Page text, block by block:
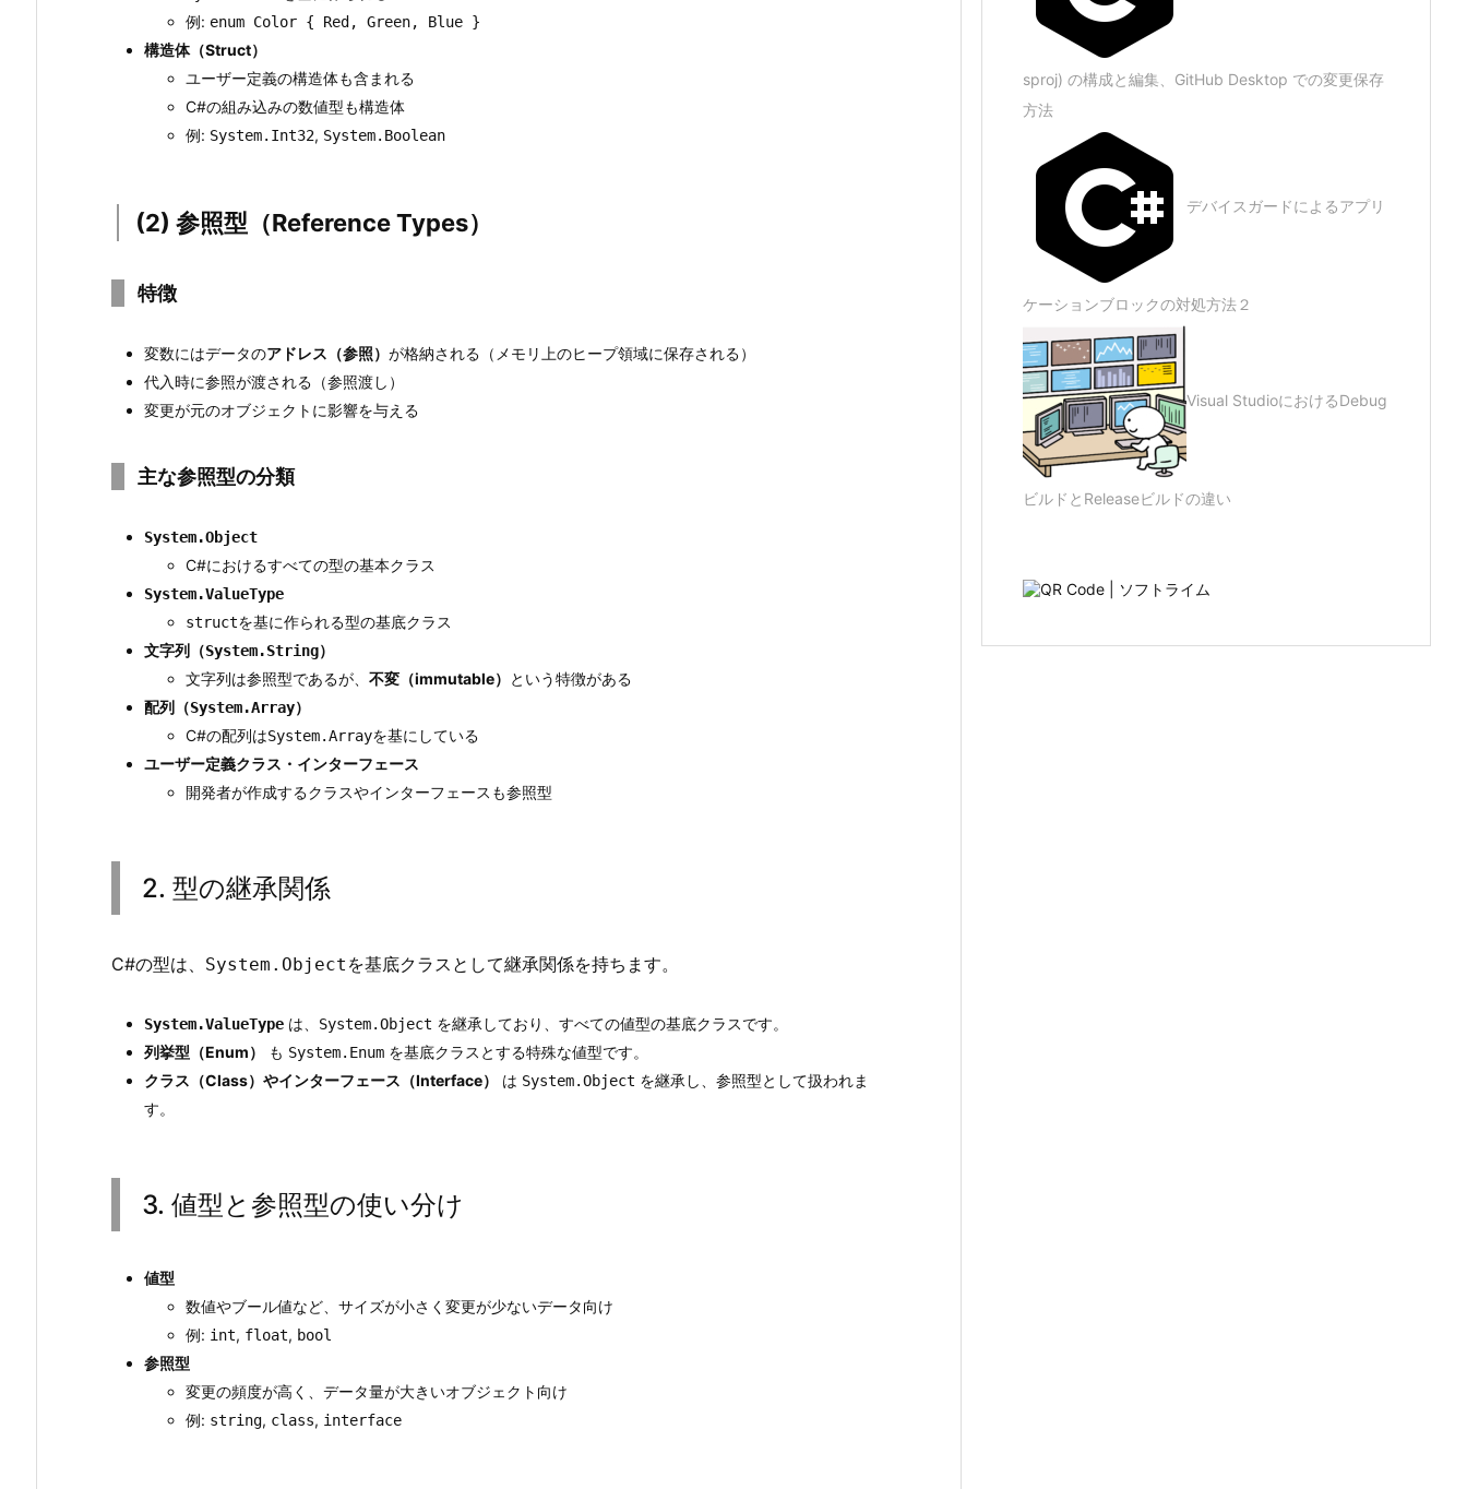
e
s）
継
関
3.
3.
値
と
分
例: enum Color { Red, Green, Blue }
構造体（Struct）
ユーザー定義の構造体も含まれる
C#の組み込みの数値型も構造体
例: System.Int32, System.Boolean
(2) 参照型（Reference Types）
特徴
変数にはデータのアドレス（参照） が格納される（メモリ上のヒープ領域に保存される）
代入時に参照が渡される（参照渡し）
変更が元のオブジェクトに影響を与える
主な参照型の分類
System.Object
C#におけるすべての型の基本クラス
System.ValueType
structを基に作られる型の基底クラス
文字列（System.String）
文字列は参照型であるが、不変（immutable） という特徴がある
配列（System.Array）
C#の配列はSystem.Arrayを基にしている
ユーザー定義クラス・インターフェース
開発者が作成するクラスやインターフェースも参照型
2. 型の継承関係
C#の型は、 System.Object を基底クラスとして継承関係を持ちます。
System.ValueType は、 System.Object を継承しており、すべての値型の基底クラスです。
列挙型（Enum）
も System.Enum を基底クラスとする特殊な値型です。
クラス（Class）やインターフェース（Interface）
は System.Object を継承し、参照型として扱われま
す。
3. 値型と参照型の使い分け
値型
数値やブール値など、サイズが小さく変更が少ないデータ向け
例: int, float, bool
参照型
変更の頻度が高く、データ量が大きいオブジェクト向け
例: string, class, interface
sproj) の構成と編集、GitHub Desktop での変更保存
方法
デバイスガードによるアプリ
ケーションブロックの対処方法２
Visual StudioにおけるDebug
ビルドとReleaseビルドの違い